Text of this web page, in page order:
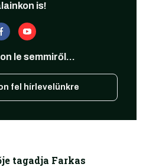
is!
le semmiről...
fel hírlevelünkre
tagadja Farkas